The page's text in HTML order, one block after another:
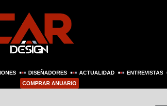
DISEÑADORES ACTUALIDAD ENTREVISTAS
COMPRAR ANUARIO